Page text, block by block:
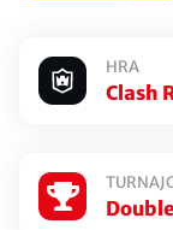
HRA
Clash